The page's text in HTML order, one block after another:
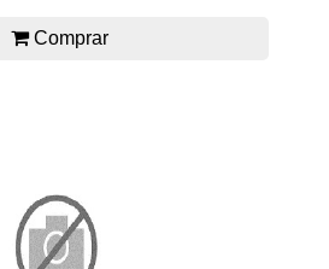
Comprar